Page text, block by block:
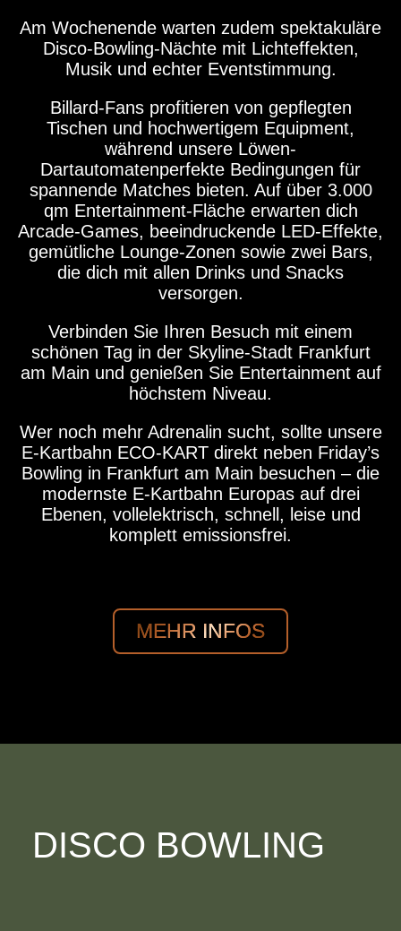
Am Wochenende warten zudem spektakuläre
Disco-Bowling-Nächte mit Lichteffekten,
Musik und echter Eventstimmung.
Billard-Fans profitieren von gepflegten
Tischen und hochwertigem Equipment,
während unsere Löwen-
Dartautomatenperfekte Bedingungen für
spannende Matches bieten. Auf über 3.000
qm Entertainment-Fläche erwarten dich
Arcade-Games, beeindruckende LED-Effekte,
gemütliche Lounge-Zonen sowie zwei Bars,
die dich mit allen Drinks und Snacks
versorgen.
Verbinden Sie Ihren Besuch mit einem
schönen Tag in der Skyline-Stadt Frankfurt
am Main und genießen Sie Entertainment auf
höchstem Niveau.
Wer noch mehr Adrenalin sucht, sollte unsere
E-Kartbahn ECO-KART direkt neben Friday’s
Bowling in Frankfurt am Main besuchen – die
modernste E-Kartbahn Europas auf drei
Ebenen, vollelektrisch, schnell, leise und
komplett emissionsfrei.
MEHR INFOS
DISCO BOWLING